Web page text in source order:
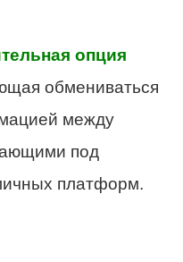
опция
обмениваться
между
под
платформ.